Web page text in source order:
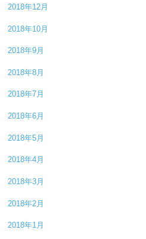
2018年12月
2018年10月
2018年9月
2018年8月
2018年7月
2018年6月
2018年5月
2018年4月
2018年3月
2018年2月
2018年1月